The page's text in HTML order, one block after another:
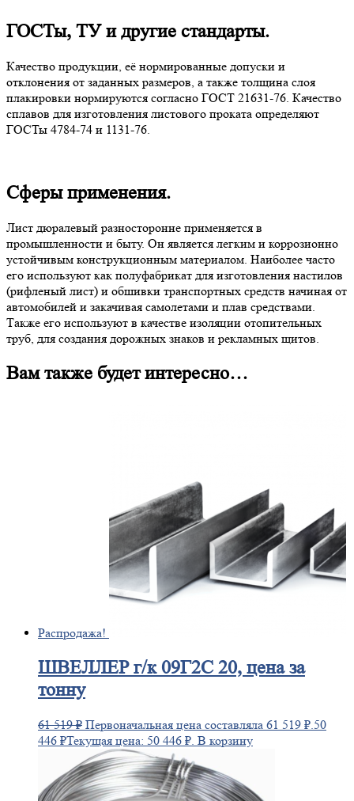
ГОСТы, ТУ и другие стандарты.
Качество продукции, её нормированные допуски и
отклонения от заданных размеров, а также толщина слоя
плакировки нормируются согласно ГОСТ 21631-76. Качество
сплавов для изготовления листового проката определяют
ГОСТы 4784-74 и 1131-76.
Сферы применения.
Лист дюралевый разносторонне применяется в
промышленности и быту. Он является легким и коррозионно
устойчивым конструкционным материалом. Наиболее часто
его используют как полуфабрикат для изготовления настилов
(рифленый лист) и обшивки транспортных средств начиная от
автомобилей и закачивая самолетами и плав средствами.
Также его используют в качестве изоляции отопительных
труб, для создания дорожных знаков и рекламных щитов.
Вам также будет интересно…
Распродажа!
ШВЕЛЛЕРг/к 09Г2С 20, цена за
тонну
61 519₽ Первоначальная цена составляла 61 519 ₽.50
446 ₽Текущая цена: 50 446 ₽. В корзину